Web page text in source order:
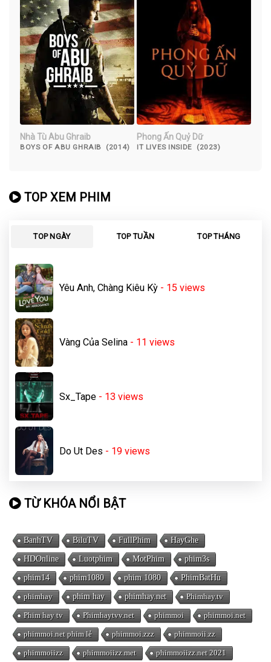
Nhà Tù Abu Ghraib
BOYS OF ABU GHRAIB (2014)
Phong Ấn Quỷ Dữ
IT LIVES INSIDE (2023)
TOP XEM PHIM
TOP NGÀY TOP TUẦN TOP THÁNG
Yêu Anh, Chàng Kiêu Kỳ - 15views
Vàng Của Selina - 11 views
Sx_Tape - 13views
Do Ut Des - 19views
TỪ KHÓA NỔI BẬT
BanhTV BiluTV FullPhim HayGhe
HDOnline Luotphim MotPhim phim3s
phim14 phim1080 phim 1080 PhimBatHu
phimhay phim hay phimhay.net Phimhay.tv
Phim hay tv Phimhaytvv.net phimmoi phimmoi.net
phimmoi.net phim lẻ phimmoi.zzz phimmoii.zz
phimmoiizz phimmoiizz.met phimmoiizz.net 2021